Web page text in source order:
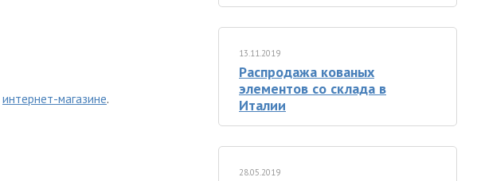
13.11.2019
Распродажа кованых
элементов со склада в
Италии
28.05.2019
интернет-магазине.